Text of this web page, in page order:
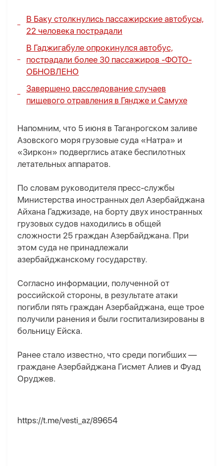
В Баку столкнулись пассажирские автобусы,
22 человека пострадали
В Гаджигабуле опрокинулся автобус,
пострадали более 30 пассажиров -ФОТО-
ОБНОВЛЕНО
Завершено расследование случаев
пищевого отравления в Гяндже и Самухе
Напомним, что 5 июня в Таганрогском заливе
Азовского моря грузовые суда «Натра» и
«Зиркон» подверглись атаке беспилотных
летательных аппаратов.
По словам руководителя пресс-службы
Министерства иностранных дел Азербайджана
Айхана Гаджизаде, на борту двух иностранных
грузовых судов находились в общей
сложности 25 граждан Азербайджана. При
этом суда не принадлежали
азербайджанскому государству.
Согласно информации, полученной от
российской стороны, в результате атаки
погибли пять граждан Азербайджана, еще трое
получили ранения и были госпитализированы в
больницу Ейска.
Ранее стало известно, что среди погибших —
граждане Азербайджана Гисмет Алиев и Фуад
Оруджев.
https://t.me/vesti_az/89654